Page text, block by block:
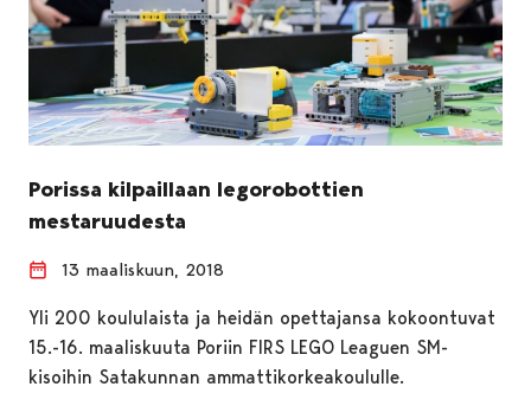
Porissa kilpaillaan legorobottien
mestaruudesta
13 maaliskuun, 2018
Yli 200 koululaista ja heidän opettajansa kokoontuvat
15.-16. maaliskuuta Poriin FIRS LEGO Leaguen SM-
kisoihin Satakunnan ammattikorkeakoululle.